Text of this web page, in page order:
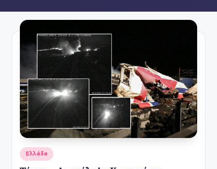
Αναρτήθηκε
σε
Ελλάδα